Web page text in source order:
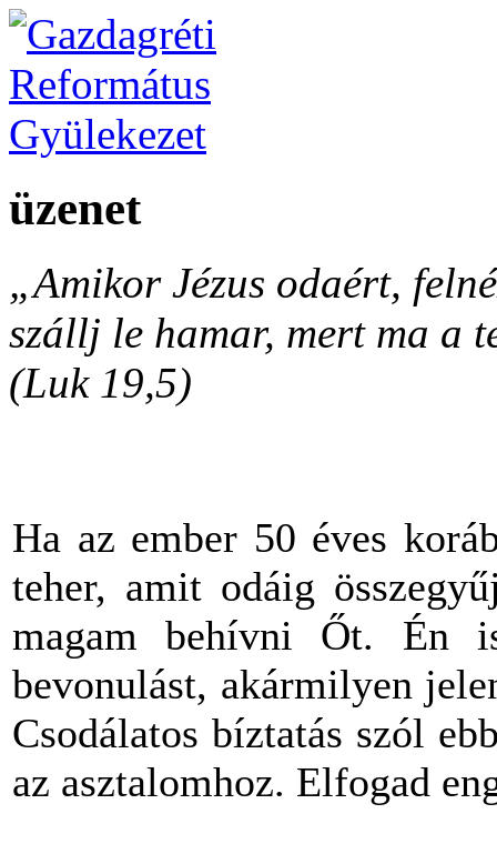
üzenet
„Amikor Jézus odaért,
szállj le hamar, mert ma a
(Luk 19,5)
Ha az ember 50 éves
teher, amit odáig
magam behívni Őt. Én
bevonulást, akármilyen
Csodálatos bíztatás szól
az asztalomhoz. Elfogad